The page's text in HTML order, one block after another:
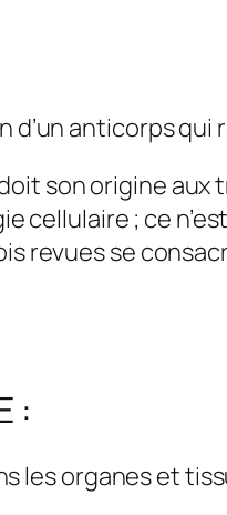
anticorps qui
son origine
; ce
revues se
:
les organes et